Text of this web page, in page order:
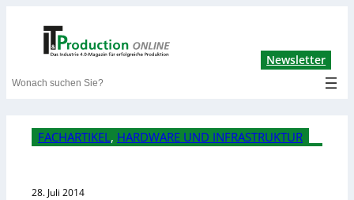
Newsletter
Search
FACHARTIKEL , HARDWARE UND INFRASTRUKTUR
28. Juli 2014